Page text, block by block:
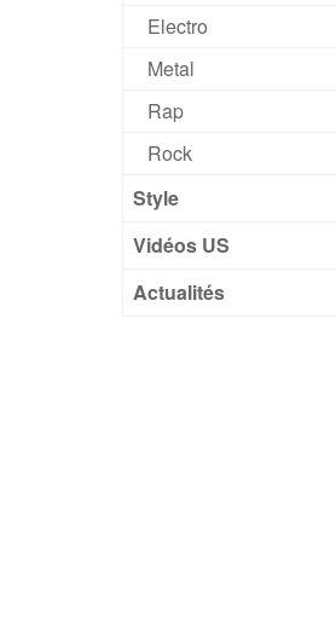
Electro
Metal
Rap
Rock
Style
Vidéos US
Actualités